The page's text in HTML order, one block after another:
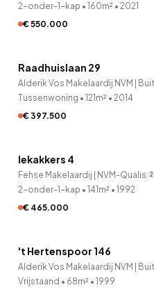
2-onder-1-kap • 160m² • 2021
€ 550.000
Raadhuislaan 29
Alderik Vos Makelaardij NVM |
Tussenwoning • 121m² • 2014
€ 397.500
Onder bod
Iekakkers 4
Fehse Makelaardij | NVM-Qualis 2
2-onder-1-kap • 141m² • 1992
€ 465.000
't Hertenspoor 146
Alderik Vos Makelaardij NVM |
Vrijstaand • 68m² • 1999